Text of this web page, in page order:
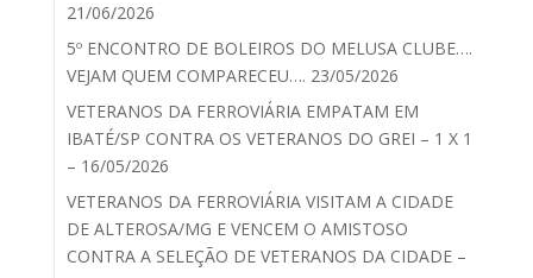
21/06/2026
5º ENCONTRO DE BOLEIROS DO MELUSA CLUBE….
VEJAM QUEM COMPARECEU…. 23/05/2026
VETERANOS DA FERROVIÁRIA EMPATAM EM
IBATÉ/SP CONTRA OS VETERANOS DO GREI – 1 X 1
– 16/05/2026
VETERANOS DA FERROVIÁRIA VISITAM A CIDADE
DE ALTEROSA/MG E VENCEM O AMISTOSO
CONTRA A SELEÇÃO DE VETERANOS DA CIDADE –